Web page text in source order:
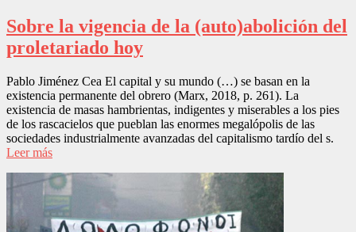
Sobre la vigencia de la (auto)abolición del
proletariado hoy
Pablo Jiménez Cea El capital y su mundo (…) se basan en la
existencia permanente del obrero (Marx, 2018, p. 261). La
existencia de masas hambrientas, indigentes y miserables a los pies
de los rascacielos que pueblan las enormes megalópolis de las
sociedades industrialmente avanzadas del capitalismo tardío del s.
Leer más